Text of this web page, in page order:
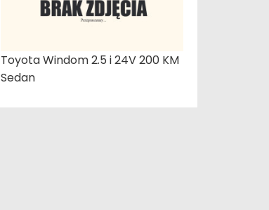
Toyota Windom 2.5 i 24V 200 KM
Sedan